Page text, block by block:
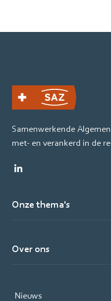
Samenwerkende
met- en verankerd in de
Onze thema's
Over ons
Nieuws